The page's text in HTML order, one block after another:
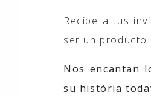
Recibe a tus
ser un producto
Nos encantan
su história